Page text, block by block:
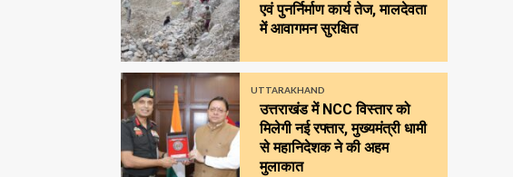
एवं पुनर्निर्माण कार्य तेज, मालदेवता
में आवागमन सुरक्षित
UTTARAKHAND
उत्तराखंड में NCC विस्तार को
मिलेगी नई रफ्तार, मुख्यमंत्री धामी
से महानिदेशक ने की अहम
मुलाकात